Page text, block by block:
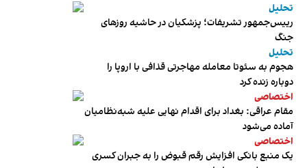
تحلیل
رییس‌جمهور تشریفات؛ پزشکیان در حاشیه روزهای
جنگ
تحلیل
هجوم به سئوتا معامله مهاجرتی قذافی با اروپا را
دوباره زنده کرد
اختصاصی
مقام عراقی: بغداد برای اقدام نهایی علیه شبه‌نظامیان
آماده می‌شود
اختصاصی
یک منبع بانکی افزایش رقم قبوض را به جبران کسری